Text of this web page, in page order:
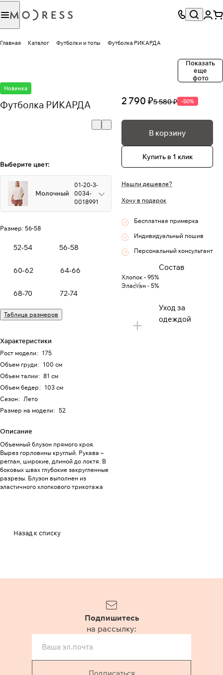
Главная Каталог Футболки и топы Футболка РИКАРДА
Показать
еще
фото
Новинка
Футболка РИКАРДА
Выберите цвет:
Молочный
01-20-3-
0034-
0018991
Размер: 56-58
52-54 56-58
60-62 64-66
68-70 72-74
Таблица размеров
Характеристики
Рост модели: 175
Объем груди: 100 см
Объем талии: 81 см
Объем бедер: 103 см
Сезон: Лето
Размер на модели: 52
Описание
Объемный блузон прямого кроя.
Вырез горловины круглый. Рукава –
реглан, широкие, длиной до локтя. В
боковых швах глубокие закругленные
разрезы. Блузон выполнен из
эластичного хлопкового трикотажа
2 790 ₽5 580 ₽ -50%
В корзину
Купить в 1 клик
Нашли дешевле?
Хочу в подарок
Бесплатная примерка
Индивидуальный пошив
Персональный консультант
Состав
Хлопок - 95%
Эластан - 5%
Уход за
одеждой
Назад к списку
Подпишитесь
на рассылку:
Подписаться